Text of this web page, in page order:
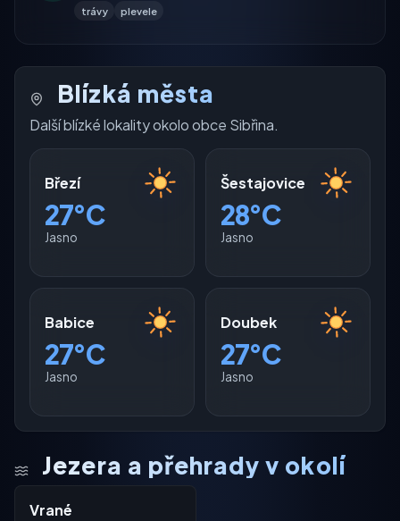
trávy plevele
Blízká města
Další blízké lokality okolo obce Sibřina.
Březí
27°C
Jasno
Šestajovice
28°C
Jasno
Babice
27°C
Jasno
Doubek
27°C
Jasno
Jezera a přehrady v okolí
Vrané